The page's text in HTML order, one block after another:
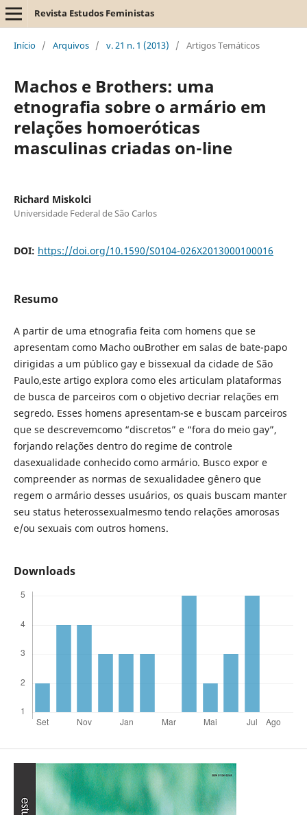
Revista Estudos Feministas
Início / Arquivos / v. 21 n. 1 (2013) / Artigos Temáticos
Machos e Brothers: uma
etnografia sobre o armário em
relações homoeróticas
masculinas criadas on-line
Richard Miskolci
Universidade Federal de São Carlos
DOI: https://doi.org/10.1590/S0104-026X2013000100016
Resumo
A partir de uma etnografia feita com homens que se
apresentam como Macho ouBrother em salas de bate-papo
dirigidas a um público gay e bissexual da cidade de São
Paulo,este artigo explora como eles articulam plataformas
de busca de parceiros com o objetivo decriar relações em
segredo. Esses homens apresentam-se e buscam parceiros
que se descrevemcomo “discretos” e “fora do meio gay”,
forjando relações dentro do regime de controle
dasexualidade conhecido como armário. Busco expor e
compreender as normas de sexualidadee gênero que
regem o armário desses usuários, os quais buscam manter
seu status heterossexualmesmo tendo relações amorosas
e/ou sexuais com outros homens.
Downloads